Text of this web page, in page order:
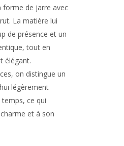
forme de jarre avec
La matière lui
de présence et un
tout en
élégant.
on distingue un
légèrement
ce qui
et à son